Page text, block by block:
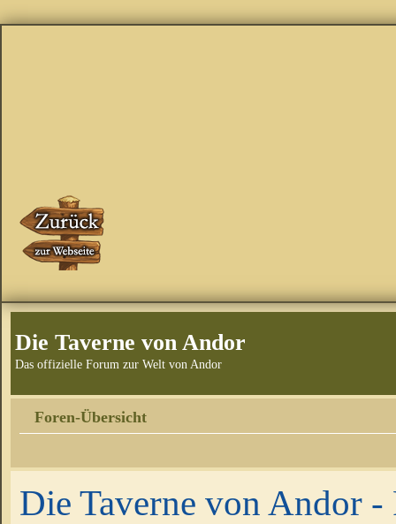
Die Taverne von Andor
Das offizielle Forum zur Welt von Andor
Foren-Übersicht
Die Taverne von Andor -